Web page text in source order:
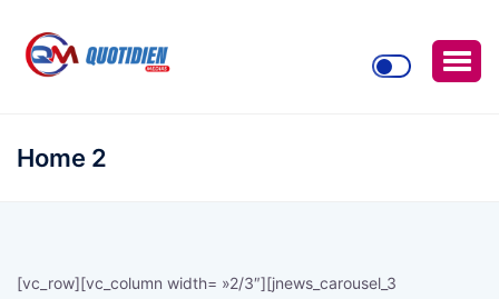
Home 2
[vc_row][vc_column width= »2/3″][jnews_carousel_3